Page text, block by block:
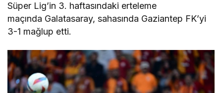
Süper Lig’in 3. haftasındaki erteleme
maçında Galatasaray, sahasında Gaziantep FK’yi
3-1 mağlup etti.